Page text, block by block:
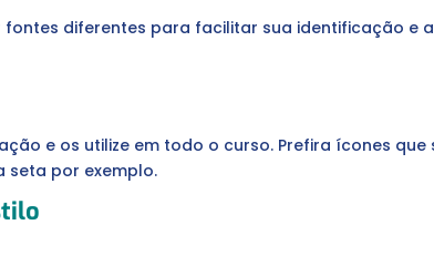
diferentes para facilitar sua identificação e
e os utilize em todo o curso. Prefira ícones
seta por exemplo.